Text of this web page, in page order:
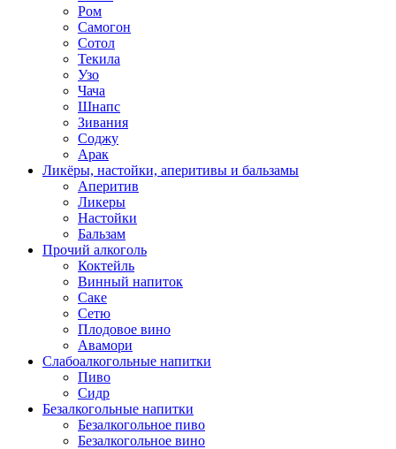
Ром
Самогон
Сотол
Текила
Узо
Чача
Шнапс
Зивания
Соджу
Арак
Ликёры, настойки, аперитивы и бальзамы
Аперитив
Ликеры
Настойки
Бальзам
Прочий алкоголь
Коктейль
Винный напиток
Саке
Сетю
Плодовое вино
Авамори
Слабоалкогольные напитки
Пиво
Сидр
Безалкогольные напитки
Безалкогольное пиво
Безалкогольное вино